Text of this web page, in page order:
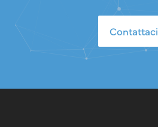
Contattaci